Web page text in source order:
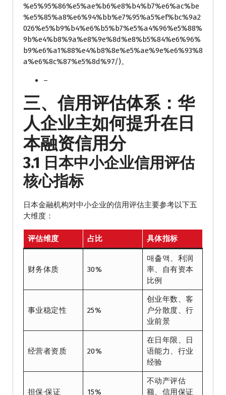
%e5%95%86%e5%ae%b6%e8%b4%b7%e6%ac%be
%e5%85%a8%e6%94%bb%e7%95%a5%ef%bc%9a2
026%e5%b9%b4%e6%b5%b7%e5%a4%96%e5%88%
9b%e4%b8%9a%e8%9e%8d%e8%b5%84%e6%96%
b9%e6%a1%88%e4%b8%8e%e5%ae%9e%e6%93%8
a%e6%8c%87%e5%8d%97/)。
–
三、信用评估体系：华
人企业主如何提升在日
本融资信用分
3.1 日本中小企业信用评估
核心指标
日本金融机构对中小企业的信用评估主要参考以下五
大维度：
评估维度 占比 具体指标
财务体质 30%
매출액、利润
率、自有资本
比例
事业稳定性 25%
创业年数、客
户分散度、行
业前景
经营者资质 20%
在日年限、日
语能力、行业
经验
担保·保证 15%
不动产评估
额、信用保证